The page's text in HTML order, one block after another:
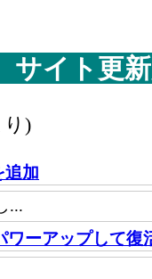
サイト更
り)
追加
...
ワーアップして復